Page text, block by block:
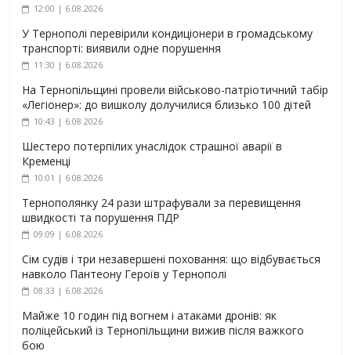
12:00 | 6.08.2026
У Тернополі перевірили кондиціонери в громадському
транспорті: виявили одне порушення
11:30 | 6.08.2026
На Тернопільщині провели військово-патріотичний табір
«Легіонер»: до вишколу долучилися близько 100 дітей
10:43 | 6.08.2026
Шестеро потерпілих унаслідок страшної аварії в
Кременці
10:01 | 6.08.2026
Тернополянку 24 рази штрафували за перевищення
швидкості та порушення ПДР
09:09 | 6.08.2026
Сім судів і три незавершені поховання: що відбувається
навколо Пантеону Героїв у Тернополі
08:33 | 6.08.2026
Майже 10 годин під вогнем і атаками дронів: як
поліцейський із Тернопільщини вижив після важкого
бою